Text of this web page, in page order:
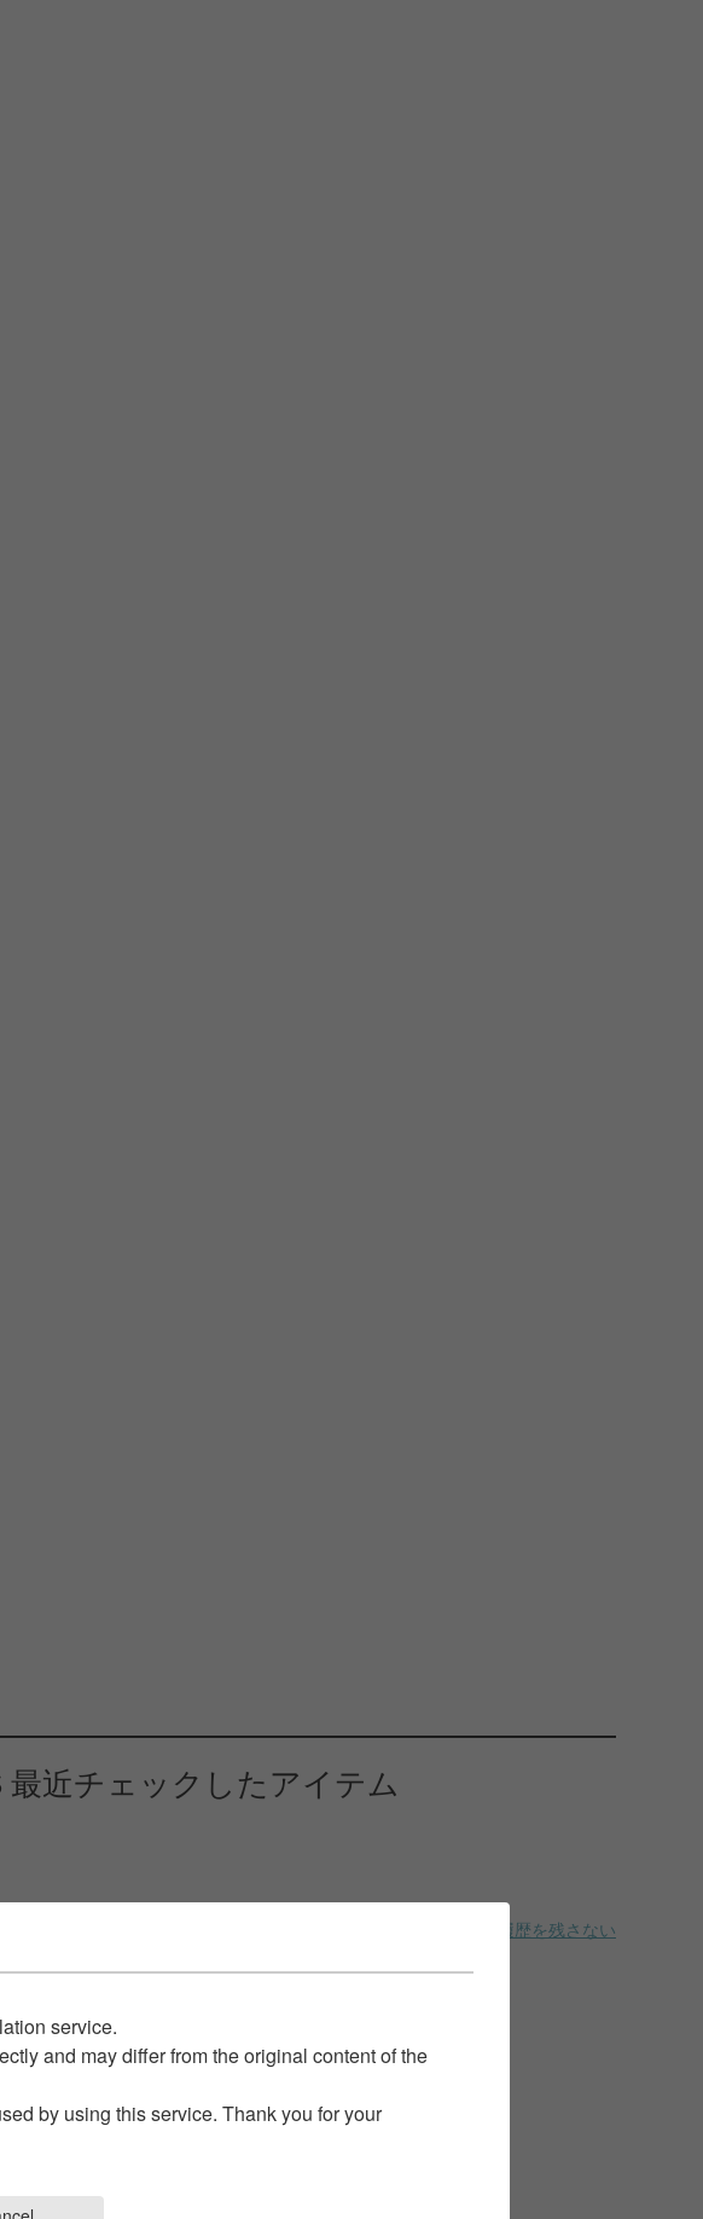
最近チェックしたアイテム
履歴を残さない
service.
and may differ from the original content of the
by using this service. Thank you for your